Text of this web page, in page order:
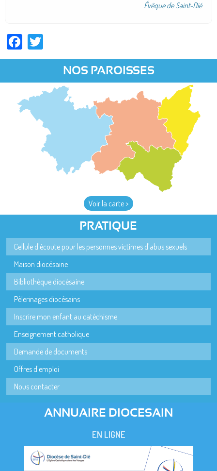
Évêque de Saint-Dié
Facebook
NOS PAROISSES
Voir la carte >
PRATIQUE
Cellule d'écoute pour les personnes victimes d'abus sexuels
Maison diocésaine
Bibliothèque diocésaine
Pèlerinages diocésains
Inscrire mon enfant au catéchisme
Enseignement catholique
Demande de documents
Offres d'emploi
Nous contacter
ANNUAIRE DIOCESAIN
EN LIGNE